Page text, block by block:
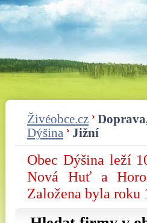
Živéobce.cz
Dýšina
Jižní
Obec Dýšina leží
Nová Huť a
Založena byla roku